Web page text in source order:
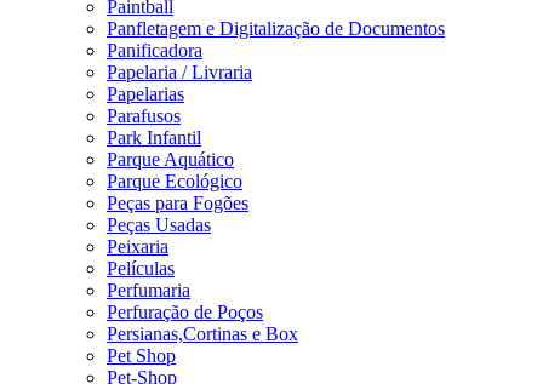
Paintball
Panfletagem e Digitalização de Documentos
Panificadora
Papelaria / Livraria
Papelarias
Parafusos
Park Infantil
Parque Aquático
Parque Ecológico
Peças para Fogões
Peças Usadas
Peixaria
Películas
Perfumaria
Perfuração de Poços
Persianas,Cortinas e Box
Pet Shop
Pet-Shop